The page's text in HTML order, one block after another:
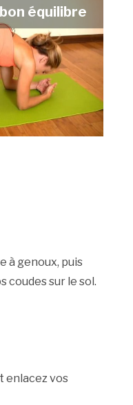
équilibre
à genoux, puis
coudes sur le sol.
enlacez vos